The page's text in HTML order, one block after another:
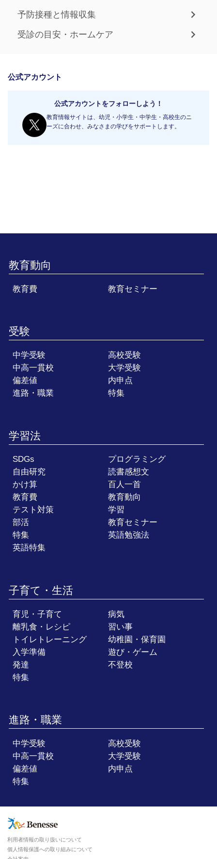
予防接種と情報収集
受診の目安・ホームケア
公式アカウント
公式アカウントをフォローしよう！
教育情報サイトは、幼児・小学生・中学生・高校生のニ
ーズに合わせ、みなさまの学びをサポートします。
教育動向
教育費 教育セミナー
受験
中学受験
高校受験
中高一貫校
大学受験
偏差値
内申点
進路・職業
特集
学習法
SDGs
プログラミング
自由研究
読書感想文
かけ算
百人一首
教育費
教育動向
テスト対策
学習
部活
教育セミナー
特集
英語勉強法
英語特集
子育て・生活
育児・子育て
病気
離乳食・レシピ
習い事
トイレトレーニング
幼稚園・保育園
入学準備
遊び・ゲーム
発達
不登校
特集
進路・職業
中学受験
高校受験
中高一貫校
大学受験
偏差値
内申点
特集
利用者情報の取り扱いについて
個人情報保護への取り組みについて